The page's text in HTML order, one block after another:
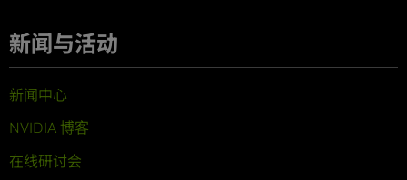
新闻与活动
新闻中心
NVIDIA 博客
在线研讨会